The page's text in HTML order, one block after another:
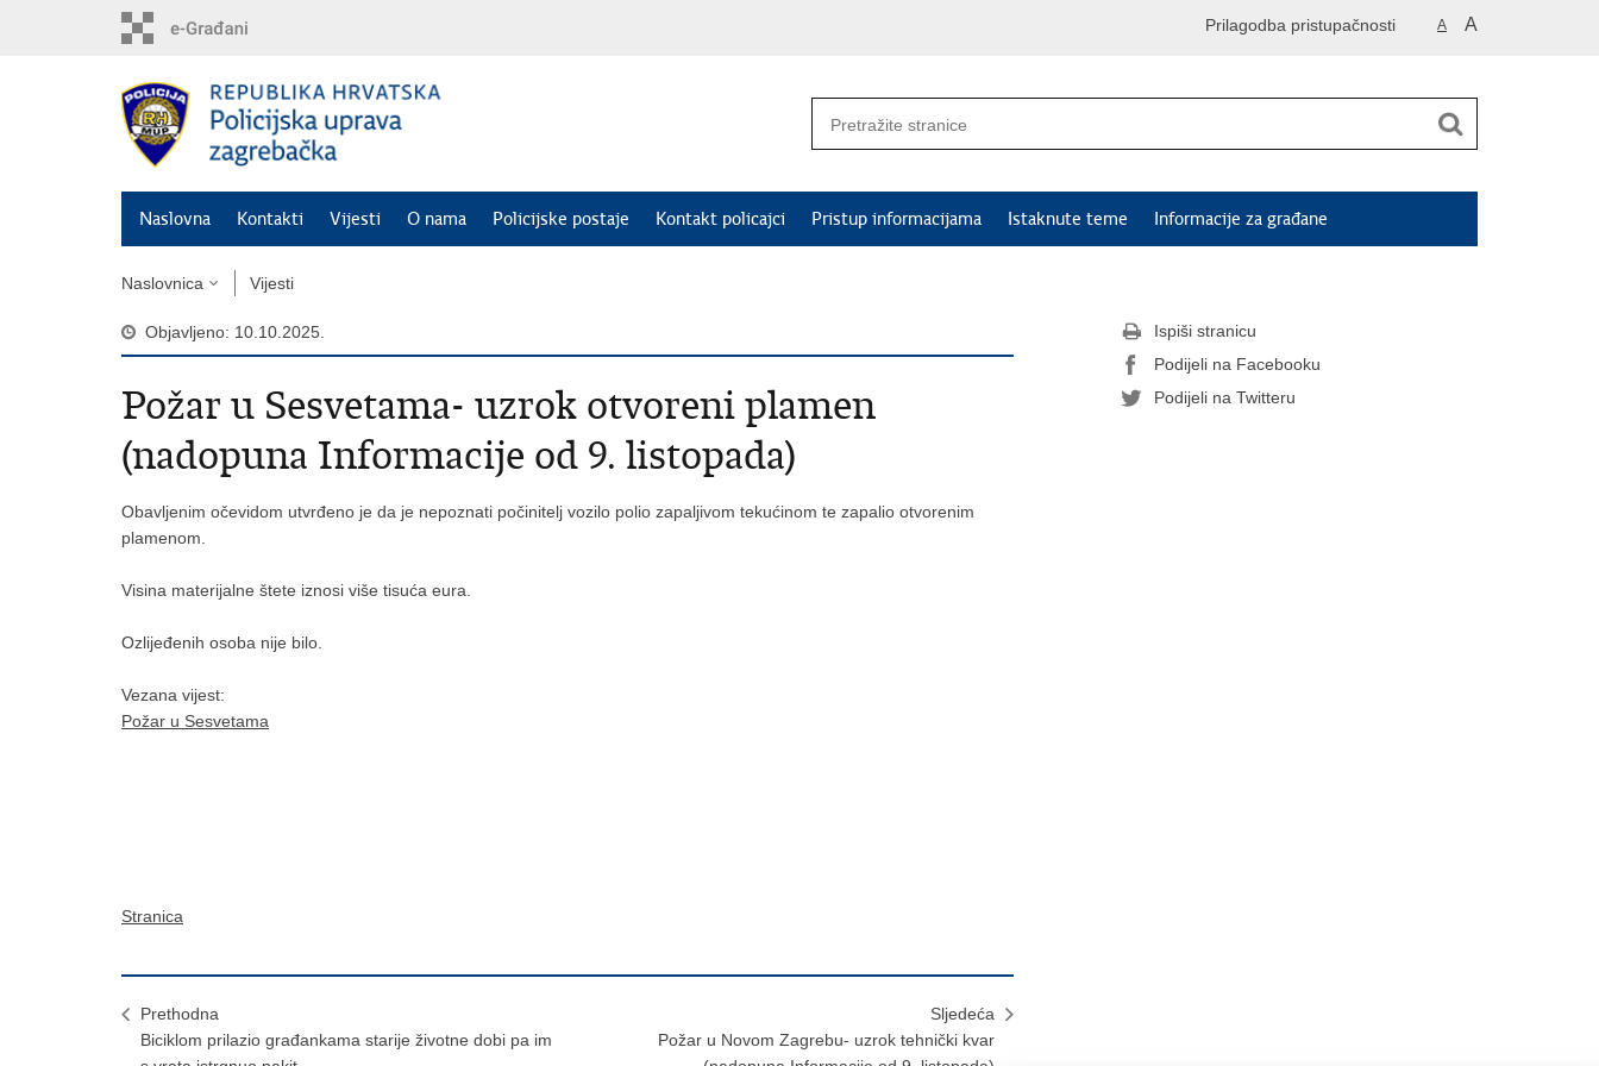
A A
Prilagodba pristupačnosti
Naslovna Kontakti Vijesti O nama Policijske postaje Kontakt policajci Pristup informacijama Istaknute teme Informacije za građane
Naslovnica Vijesti
Objavljeno: 10.10.2025.
Požar u Sesvetama- uzrok otvoreni plamen
(nadopuna Informacije od 9. listopada)
Obavljenim očevidom utvrđeno je da je nepoznati počinitelj vozilo polio zapaljivom tekućinom te zapalio otvorenim
plamenom.
Visina materijalne štete iznosi više tisuća eura.
Ozlijeđenih osoba nije bilo.
Vezana vijest:
Požar u Sesvetama
Stranica
Prethodna
Biciklom prilazio građankama starije životne dobi pa im
Sljedeća
Požar u Novom Zagrebu- uzrok tehnički kvar
Ispiši stranicu
Podijeli na Facebooku
Podijeli na Twitteru